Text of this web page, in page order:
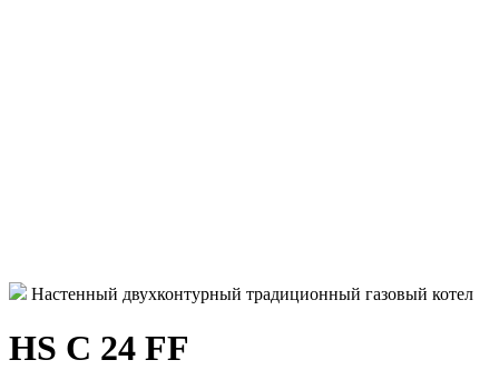
Настенный двухконтурный традиционный газовый котел
HS C 24 FF